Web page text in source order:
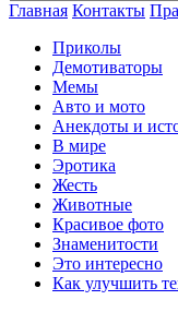
Главная Контакты
Приколы
Демотиваторы
Мемы
Авто и мото
Анекдоты и
В мире
Эротика
Жесть
Животные
Красивое фото
Знаменитости
Это интересно
Как улучшить